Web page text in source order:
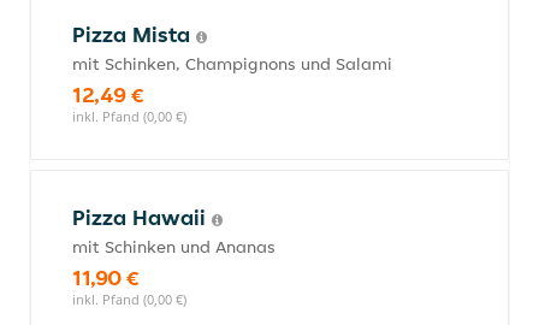
Pizza Mista
mit Schinken, Champignons und Salami
12,49 €
inkl. Pfand (0,00 €)
Pizza Hawaii
mit Schinken und Ananas
11,90 €
inkl. Pfand (0,00 €)